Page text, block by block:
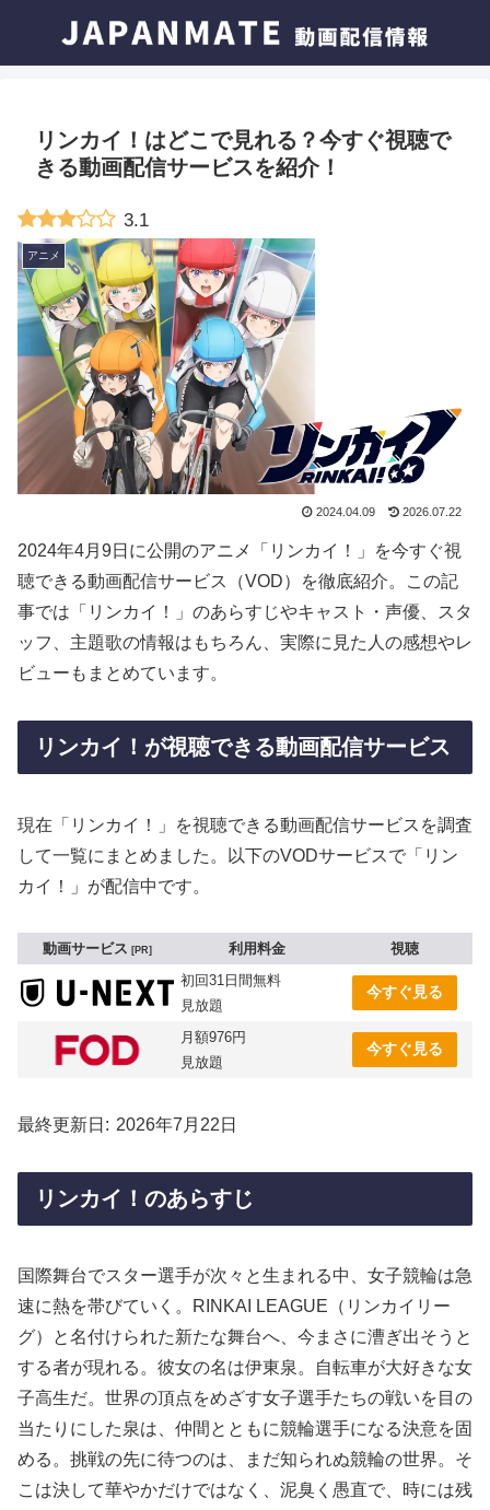
リンカイ！はどこで見れる？今すぐ視聴で
きる動画配信サービスを紹介！
3.1
アニメ
2024.04.09 2026.07.22
2024年4月9日に公開のアニメ「リンカイ！」を今すぐ視
聴できる動画配信サービス（VOD）を徹底紹介。この記
事では「リンカイ！」のあらすじやキャスト・声優、スタ
ッフ、主題歌の情報はもちろん、実際に見た人の感想やレ
ビューもまとめています。
リンカイ！が視聴できる動画配信サービス
現在「リンカイ！」を視聴できる動画配信サービスを調査
して一覧にまとめました。以下のVODサービスで「リン
カイ！」が配信中です。
動画サービス PR 利用料金
視聴
初回31日間無料
見放題
今すぐ見る
月額976円
見放題
今すぐ見る
最終更新日 2026年7月22日
リンカイ！のあらすじ
国際舞台でスター選手が次々と生まれる中、女子競輪は急
速に熱を帯びていく。RINKAI LEAGUE（リンカイリー
グ）と名付けられた新たな舞台へ、今まさに漕ぎ出そうと
する者が現れる。彼女の名は伊東泉。自転車が大好きな女
子高生だ。世界の頂点をめざす女子選手たちの戦いを目の
当たりにした泉は、仲間とともに競輪選手になる決意を固
める。挑戦の先に待つのは、まだ知られぬ競輪の世界。そ
こは決して華やかだけではなく、泥臭く愚直で、時には残